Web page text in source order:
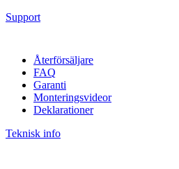
Support
Återförsäljare
FAQ
Garanti
Monteringsvideor
Deklarationer
Teknisk info